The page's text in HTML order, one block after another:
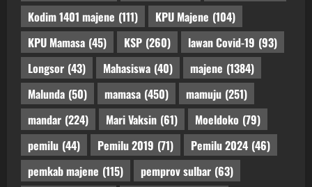
Kodim 1401 majene (111) KPU Majene (104)
KPU Mamasa (45) KSP (260) lawan Covid-19 (93)
Longsor (43) Mahasiswa (40) majene (1384)
Malunda (50) mamasa (450) mamuju (251)
mandar (224) Mari Vaksin (61) Moeldoko (79)
pemilu (44) Pemilu 2019 (71) Pemilu 2024 (46)
pemkab majene (115) pemprov sulbar (63)